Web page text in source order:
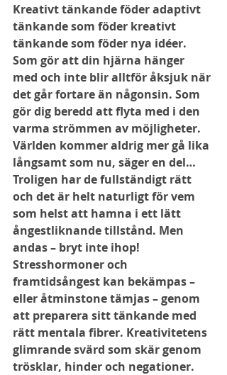
Kreativt tänkande föder adaptivt
tänkande som föder kreativt
tänkande som föder nya idéer.
Som gör att din hjärna hänger
med och inte blir alltför åksjuk när
det går fortare än någonsin. Som
gör dig beredd att flyta med i den
varma strömmen av möjligheter.
Världen kommer aldrig mer gå lika
långsamt som nu, säger en del…
Troligen har de fullständigt rätt
och det är helt naturligt för vem
som helst att hamna i ett lätt
ångestliknande tillstånd. Men
andas – bryt inte ihop!
Stresshormoner och
framtidsångest kan bekämpas –
eller åtminstone tämjas – genom
att preparera sitt tänkande med
rätt mentala fibrer. Kreativitetens
glimrande svärd som skär genom
trösklar, hinder och negationer.